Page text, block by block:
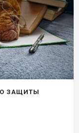
ЗАЩИТЫ